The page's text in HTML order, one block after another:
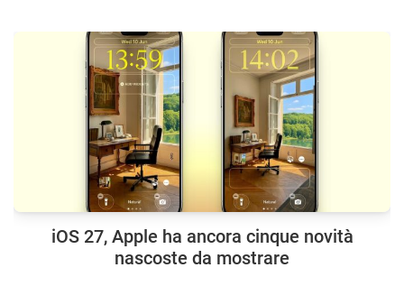
iOS 27, Apple ha ancora cinque novità
nascoste da mostrare